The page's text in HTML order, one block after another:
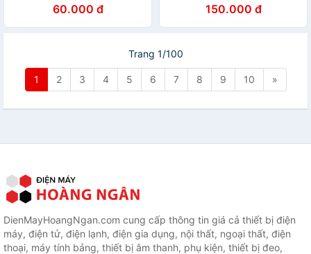
60.000 đ 150.000 đ
Trang 1/100
1 2 3 4 5 6 7 8 9 10 »
DienMayHoangNgan.com cung cấp thông tin giá cả thiết bị điện
máy, điện tử, điện lạnh, điện gia dụng, nội thất, ngoại thất, điện
thoại, máy tính bảng, thiết bị âm thanh, phụ kiện, thiết bị đeo,